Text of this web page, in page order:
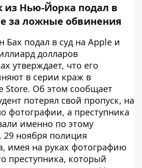
из Нью-Йорка подал в
за ложные обвинения
Бах подал в суд на Apple и
долларов
утверждает, что его
в серии краж в
Store. Об этом сообщает
потерял свой пропуск, на
фотографии, а преступника
именно по этому
29 ноября полиция
имея на руках фотографию
преступника, который